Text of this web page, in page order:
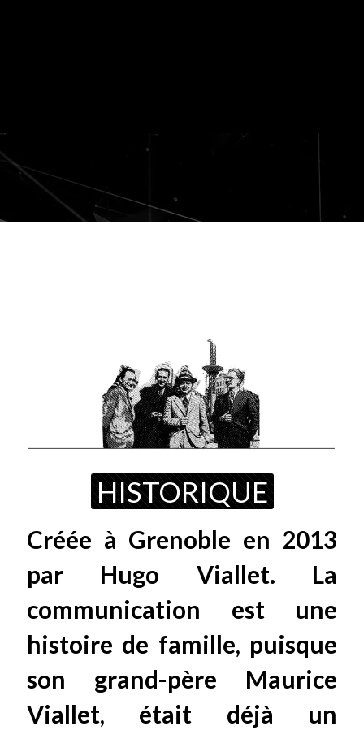
HISTORIQUE
Créée à Grenoble en 2013
par Hugo Viallet. La
communication est une
histoire de famille, puisque
son grand-père Maurice
Viallet, était déjà un